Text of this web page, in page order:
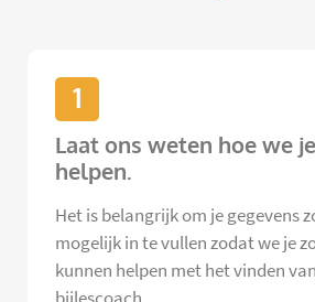
1
Laat ons weten hoe we
helpen.
Het is belangrijk om je gegevens
mogelijk in te vullen zodat we je
kunnen helpen met het vinden